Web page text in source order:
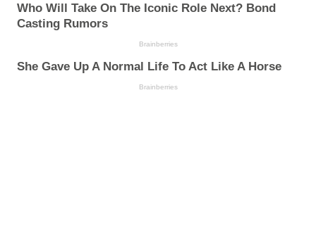
Who Will Take On The Iconic Role Next? Bond
Casting Rumors
Brainberries
She Gave Up A Normal Life To Act Like A Horse
Brainberries